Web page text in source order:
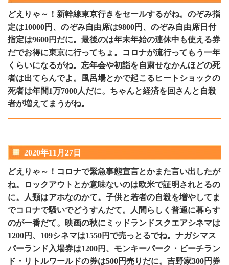
どえりゃ～！新幹線東京行きをセールするがね。のぞみ指
定は10000円、のぞみ自由席は9800円、のぞみ自由席日付
指定は9600円だに。最後のは年末年始の連休中も使える券
だでお得に東京に行ってちょ。コロナが流行ってもう一年
くらいになるがね。忘年会や初詣を自粛せなかんほどの死
者は出てらんでよ。風呂場とかで起こるヒートショックの
死者は年間1万7000人だに。ちゃんと経済を回さんと自殺
者が増えてまうがね。
2020年11月27日
どえりゃ～！コロナで緊急事態宣言とかまた言い出したが
ね。ロックアウトとか意味ないのは欧米で証明されとるの
に。人類はアホなのかて。子供と若者の自殺を増やしてま
でコロナで騒いでどうすんだて。人間らしく普通に暮らす
のが一番だて。映画の秋にミッドランドスクエアシネマは
1200円、109シネマは1550円で売っとるでね。ナガシマス
パーランド入場券は1200円、モンキーパーク・ビーチラン
ド・リトルワールドの券は500円売りだに。吉野家300円券